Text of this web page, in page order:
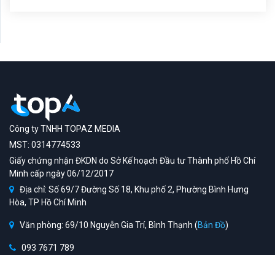
Công ty TNHH TOPAZ MEDIA
MST: 0314774533
Giấy chứng nhận ĐKDN do Sở Kế hoạch Đầu tư Thành phố Hồ Chí
Minh cấp ngày 06/12/2017
Địa chỉ: Số 69/7 Đường Số 18, Khu phố 2, Phường Bình Hưng
Hòa, TP Hồ Chí Minh
Văn phòng: 69/10 Nguyễn Gia Trí, Bình Thạnh (Bản Đồ)
093 7671 789